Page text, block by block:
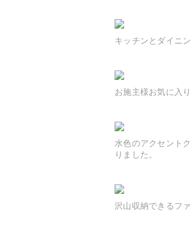
キッチンとダイニ
お施主様お気に入
水色のアクセント
りました。
沢山収納できるフ